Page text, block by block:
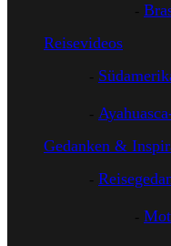
Reisevideos
Gedanken &